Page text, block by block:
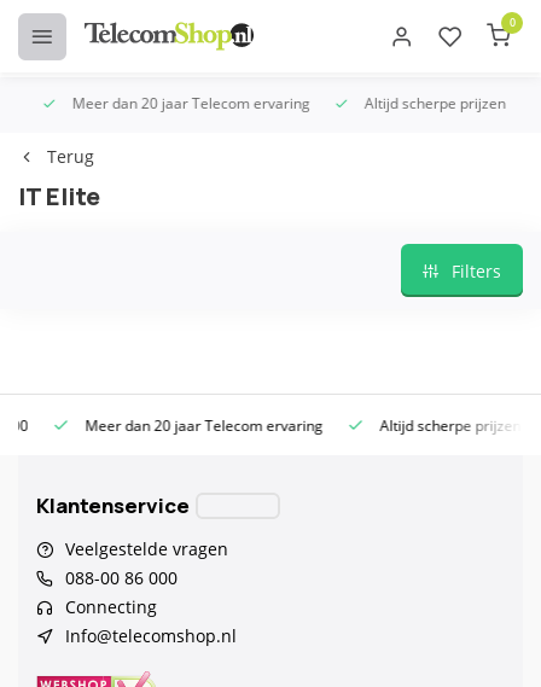
0
Meer dan 20 jaar Telecom ervaring Altijd scherpe prijzen
Terug
IT Elite
Filters
Meer dan 20 jaar Telecom ervaring Altijd scherpe prijzen
Klantenservice
Veelgestelde vragen
088-00 86 000
Connecting
Info@telecomshop.nl